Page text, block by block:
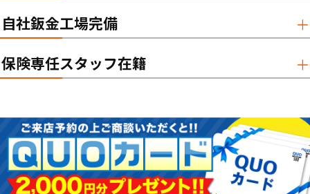
自社鈑金工場完備
保険専任スタッフ在籍